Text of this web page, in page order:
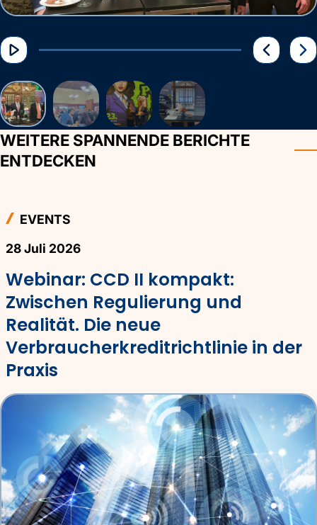
WEITERE SPANNENDE BERICHTE
ENTDECKEN
EVENTS
28 Juli 2026
Webinar: CCD II kompakt:
Zwischen Regulierung und
Realität. Die neue
Verbraucherkreditrichtlinie in der
Praxis